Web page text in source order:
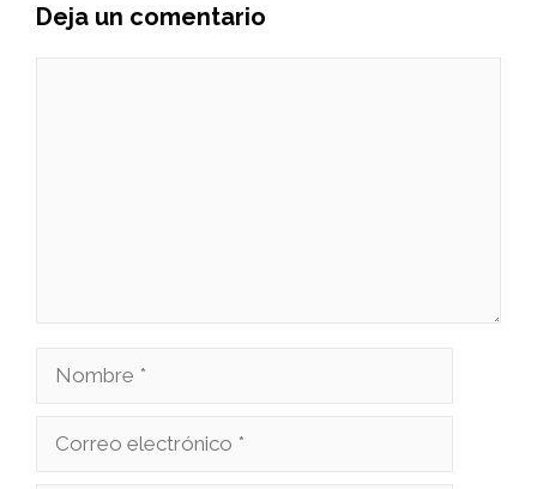
Deja un comentario
Nombre
Correo